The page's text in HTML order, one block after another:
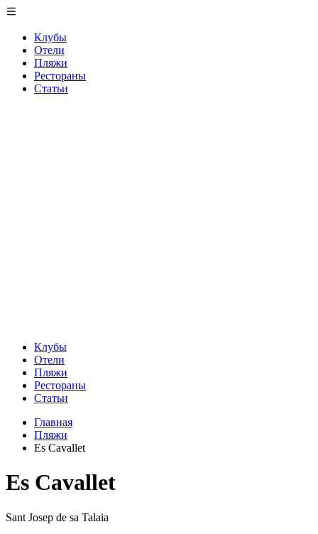
Клубы
Отели
Пляжи
Рестораны
Статьи
Клубы
Отели
Пляжи
Рестораны
Статьи
Главная
Пляжи
Es Cavallet
Es Cavallet
Sant Josep de sa Talaia